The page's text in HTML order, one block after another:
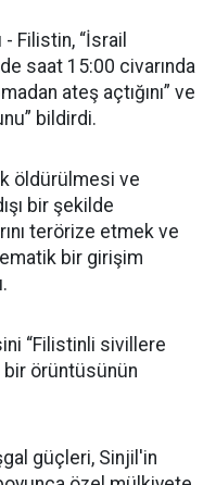
Filistin, “İsrail
saat 15:00 civarında
ateş açtığını” ve
bildirdi.
öldürülmesi ve
bir şekilde
terörize etmek ve
bir girişim
“Filistinli sivillere
bir örüntüsünün
güçleri, Sinjil'in